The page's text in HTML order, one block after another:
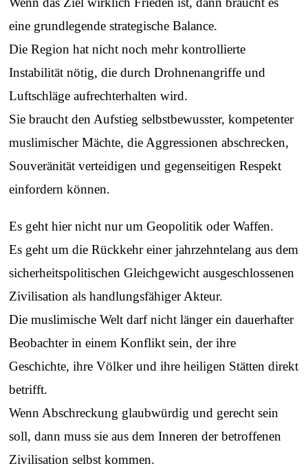
eine grundlegende strategische Balance.
Die Region hat nicht noch mehr kontrollierte
Instabilität nötig, die durch Drohnenangriffe und
Luftschläge aufrechterhalten wird.
Sie braucht den Aufstieg selbstbewusster, kompetenter
muslimischer Mächte, die Aggressionen abschrecken,
Souveränität verteidigen und gegenseitigen Respekt
einfordern können.
Es geht hier nicht nur um Geopolitik oder Waffen.
Es geht um die Rückkehr einer jahrzehntelang aus dem
sicherheitspolitischen Gleichgewicht ausgeschlossenen
Zivilisation als handlungsfähiger Akteur.
Die muslimische Welt darf nicht länger ein dauerhafter
Beobachter in einem Konflikt sein, der ihre
Geschichte, ihre Völker und ihre heiligen Stätten direkt
betrifft.
Wenn Abschreckung glaubwürdig und gerecht sein
soll, dann muss sie aus dem Inneren der betroffenen
Zivilisation selbst kommen.